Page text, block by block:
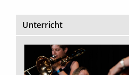
Unterricht